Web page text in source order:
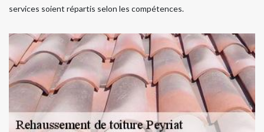
services soient répartis selon les compétences.